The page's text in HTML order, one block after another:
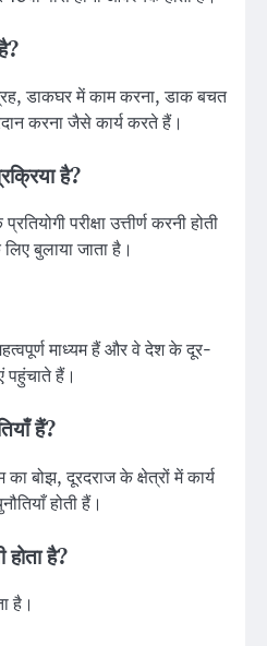
डाकघर में काम करना, डाक बचत
करना जैसे कार्य करते हैं।
है?
परीक्षा उत्तीर्ण करनी होती
बुलाया जाता है।
माध्यम हैं और वे देश के दूर-
पहुंचाते हैं।
हैं?
बोझ, दूरदराज के क्षेत्रों में कार्य
होती हैं।
है?
है।